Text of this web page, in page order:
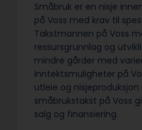
Småbruk er en nisje
på Voss med krav til
Takstmannen på Voss
ressursgrunnlag og
mindre gårder med
Inntektsmuligheter på
utleie og nisjeproduksjon
småbrukstakst på Voss
salg og finansiering.